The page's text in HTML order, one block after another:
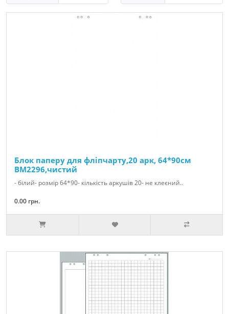
Блок паперу для фліпчарту,20 арк, 64*90см
BM2296,чистий
- білий- розмір 64*90- кількість аркушів 20- не клеєний..
0.00 грн.